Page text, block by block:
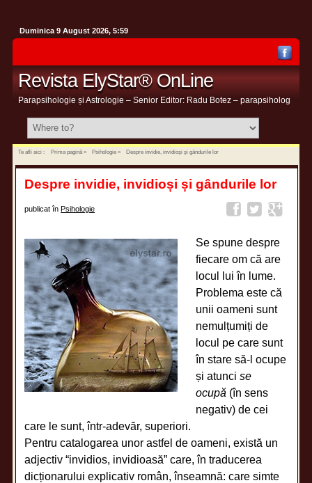
Duminica 9 August 2026, 5:59
Revista ElyStar® OnLine
Parapsihologie și Astrologie – Senior Editor: Radu Botez – parapsiholog
Te afli aici : Prima pagină» Psihologie» Despre invidie, invidioși și gândurile lor
Despre invidie, invidioși și gândurile lor
publicat înPsihologie
Se spune despre
fiecare om că are
locul lui în lume.
Problema este că
unii oameni sunt
nemulțumiți de
locul pe care sunt
în stare să-l ocupe
și atuncise
ocupă (în sens
negativ) de cei
care le sunt, într-adevăr, superiori.
Pentru catalogarea unor astfel de oameni, există un
adjectiv “invidios, invidioasă” care, în traducerea
dicționarului explicativ român, înseamnă: care simte